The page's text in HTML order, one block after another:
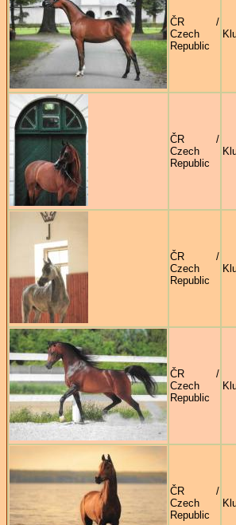
ČR /
Czech
Republic
ČR /
Czech
Republic
ČR /
Czech
Republic
ČR /
Czech
Republic
ČR /
Czech
Republic